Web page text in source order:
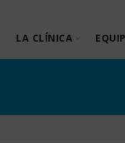
LA CLÍNICA